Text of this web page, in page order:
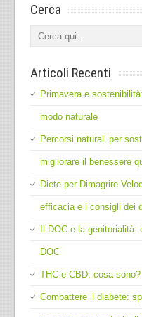
Cerca
Articoli Recenti
Primavera e
modo naturale
Percorsi naturali per
migliorare il benessere
Diete per Dimagrire
efficacia e i consigli dei
Il DOC e la genitorialità:
DOC
THC e CBD: cosa sono?
Combattere il diabete: